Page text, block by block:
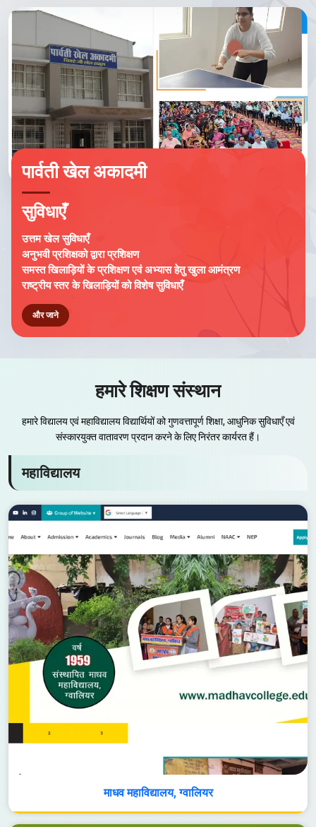
पार्वती खेल अकादमी
सुविधाएँ
उत्तम खेल सुविधाएँ
अनुभवी प्रशिक्षको द्वारा प्रशिक्षण
समस्त खिलाड़ियों के प्रशिक्षण एवं अभ्यास हेतु खुला आमंत्रण
राष्ट्रीय स्तर के खिलाड़ियों को विशेष सुविधाएँ
और जाने
हमारे शिक्षण संस्थान
हमारे विद्यालय एवं महाविद्यालय विद्यार्थियों को गुणवत्तापूर्ण शिक्षा, आधुनिक सुविधाएँ एवं
संस्कारयुक्त वातावरण प्रदान करने के लिए निरंतर कार्यरत हैं।
महाविद्यालय
माधव महाविद्यालय, ग्वालियर